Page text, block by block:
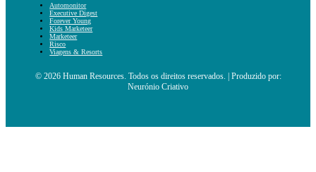
Automonitor
Executive Digest
Forever Young
Kids Marketeer
Marketeer
Risco
Viagens & Resorts
© 2026 Human Resources. Todos os direitos reservados. | Produzido por:
Neurónio Criativo